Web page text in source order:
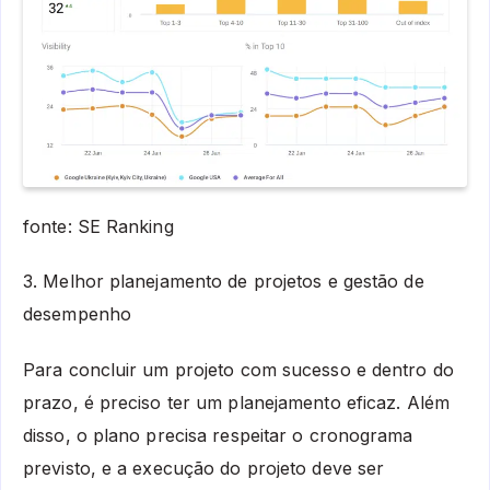
fonte: SE Ranking
3. Melhor planejamento de projetos e gestão de
desempenho
Para concluir um projeto com sucesso e dentro do
prazo, é preciso ter um planejamento eficaz. Além
disso, o plano precisa respeitar o cronograma
previsto, e a execução do projeto deve ser